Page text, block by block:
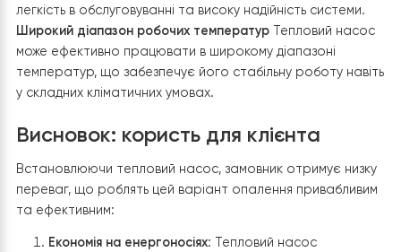
підвищує загальну ефективність опалення.
Основні характеристики
07MN
Тепловий насос Raymer RAY-07MN є сучасним та
високоефективним рішенням для опалення
будинку. Ось основні характеристики цього насосу:
Висока ефективністьRaymer RAY-07MN має високий